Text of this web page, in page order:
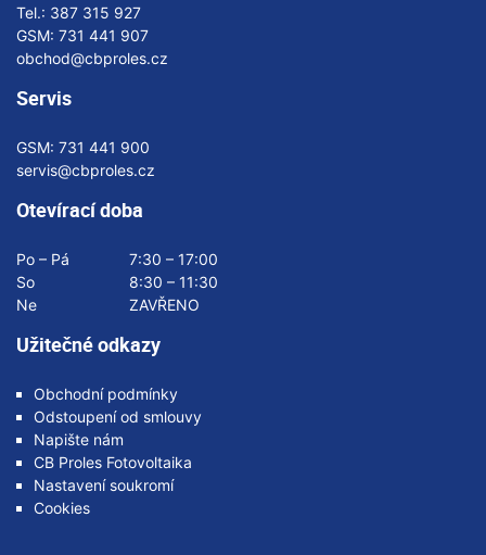
Tel.: 387 315 927
GSM: 731 441 907
obchod@cbproles.cz
Servis
GSM: 731 441 900
servis@cbproles.cz
Otevírací doba
Po – Pá
7:30 – 17:00
So
8:30 – 11:30
Ne
ZAVŘENO
Užitečné odkazy
Obchodní podmínky
Odstoupení od smlouvy
Napište nám
CB Proles Fotovoltaika
Nastavení soukromí
Cookies